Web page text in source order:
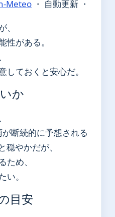
Meteo ・ 自動更新 ・
性がある。
しておくと安心だ。
か
断続的に予想される
やかだが、
め、
い。
目安